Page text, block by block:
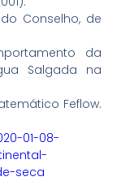
Conselho, de
da
Salgada na
Feflow.
01-08-
seca